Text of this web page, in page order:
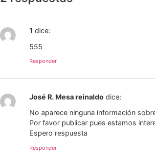
1 dice:
555
Responder
José R. Mesa reinaldo dice:
No aparece ninguna información
Por favor publicar pues estamos
Espero respuesta
Responder